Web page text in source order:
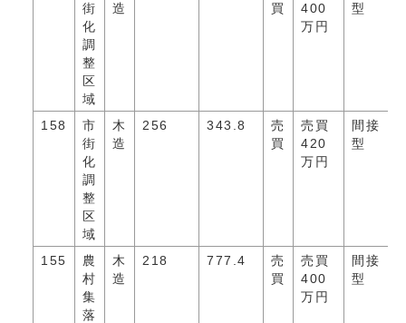
街
化
調
整
区
域
造
買
400
万円
型
158
市
街
化
調
整
区
域
木
造
256 343.8
売
買
売買
420
万円
間接
型
155
農
村
集
落
木
造
218 777.4
売
買
売買
400
万円
間接
型